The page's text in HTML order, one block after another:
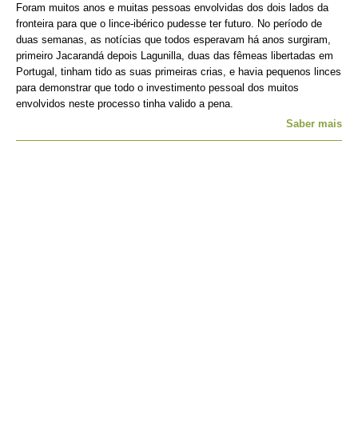
Foram muitos anos e muitas pessoas envolvidas dos dois lados da
fronteira para que o lince-ibérico pudesse ter futuro. No período de
duas semanas, as notícias que todos esperavam há anos surgiram,
primeiro Jacarandá depois Lagunilla, duas das fêmeas libertadas em
Portugal, tinham tido as suas primeiras crias, e havia pequenos linces
para demonstrar que todo o investimento pessoal dos muitos
envolvidos neste processo tinha valido a pena.
Saber mais